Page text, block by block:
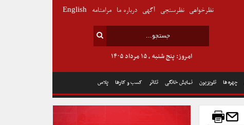
چهره ها تلویزیون نمایش خانگی تئاتر کسب و کارها پلاس
امروز: پنج شنبه , ۱۵ مرداد ۱۴۰۵
نظرخواهی نظرسنجی آگهی درباره ما مرامنامه English